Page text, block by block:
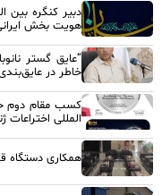
دبیر کنگره بین
هویت بخش
“عایق گستر
خاطر در
کسب مقام دوم
المللی
همکاری دستگاه